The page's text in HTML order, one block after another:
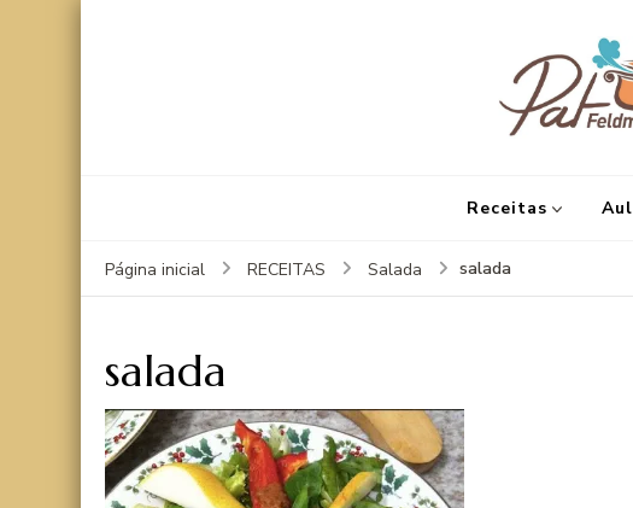
Receitas
Página inicial RECEITAS Salada salada
salada